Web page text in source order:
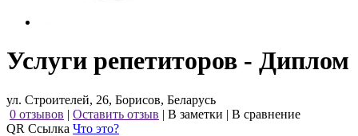
Услуги репетиторов - Диплом
ул. Строителей, 26, Борисов, Беларусь
0 отзывов | Оставить отзыв | В заметки | В сравнение
QR Ссылка Что это?